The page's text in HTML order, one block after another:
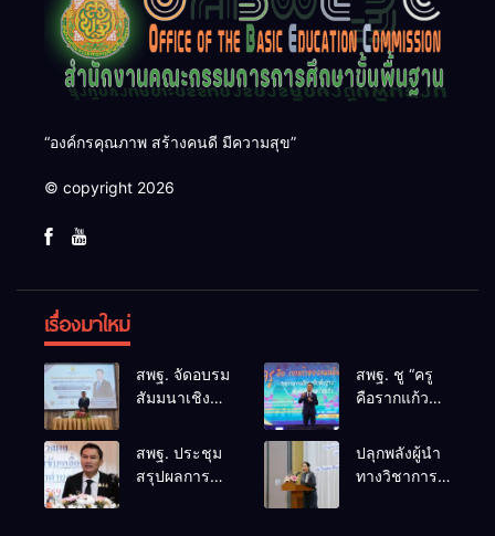
“องค์กรคุณภาพ สร้างคนดี มีความสุข”
© copyright 2026
เรื่องมาใหม่
สพฐ. จัดอบรม
สัมมนาเชิง
การดำเนิน
การทางวินัย
อย่างร้ายแรง
สพฐ. ชู “ครู
คือรากแก้ว
ขับเคลื่อนการ
ศึกษาชาติ
สพฐ. ประชุม
สรุปผลการ
ปลุกพลังผู้นำ
ทางวิชาการ